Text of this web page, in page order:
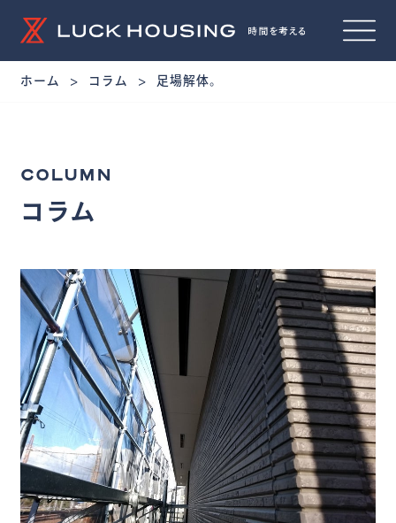
ホーム コラム 足場解体。
COLUMN
コラム